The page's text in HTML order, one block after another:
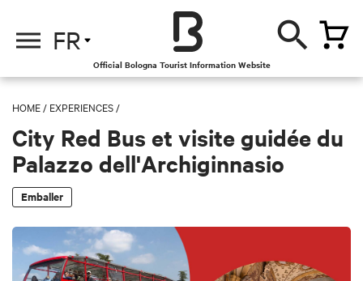
FR
Official Bologna Tourist Information Website
HOME / EXPERIENCES /
City Red Bus et visite guidée du
Palazzo dell'Archiginnasio
Emballer